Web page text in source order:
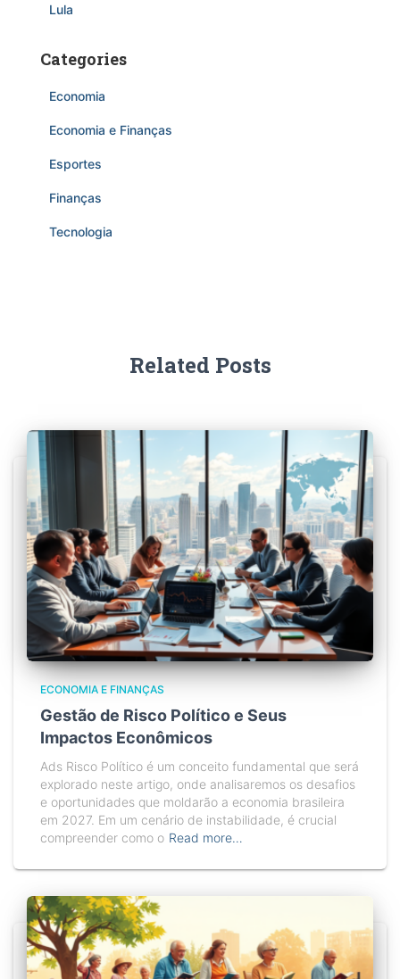
Lula
Categories
Economia
Economia e Finanças
Esportes
Finanças
Tecnologia
Related Posts
ECONOMIA E FINANÇAS
Gestão de Risco Político e Seus
Impactos Econômicos
Ads Risco Político é um conceito fundamental que será
explorado neste artigo, onde analisaremos os desafios
e oportunidades que moldarão a economia brasileira
em 2027. Em um cenário de instabilidade, é crucial
compreender como o Read more…